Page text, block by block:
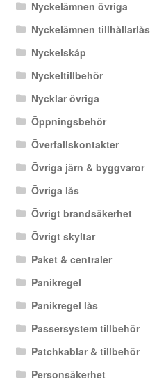
Nyckelämnen övriga
Nyckelämnen tillhållarlås
Nyckelskåp
Nyckeltillbehör
Nycklar övriga
Öppningsbehör
Överfallskontakter
Övriga järn & byggvaror
Övriga lås
Övrigt brandsäkerhet
Övrigt skyltar
Paket & centraler
Panikregel
Panikregel lås
Passersystem tillbehör
Patchkablar & tillbehör
Personsäkerhet